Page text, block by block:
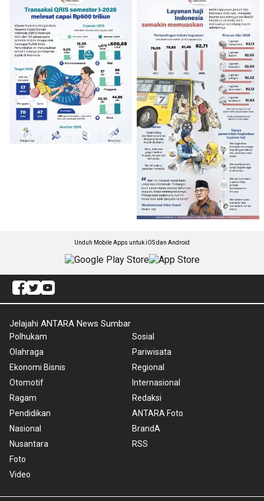
Unduh Mobile Apps untuk iOS dan Android
Jelajahi ANTARA News Sumbar
Polhukam
Olahraga
Ekonomi Bisnis
Otomotif
Ragam
Pendidikan
Nasional
Nusantara
Foto
Video
Sosial
Pariwisata
Regional
Internasional
Redaksi
ANTARA Foto
BrandA
RSS